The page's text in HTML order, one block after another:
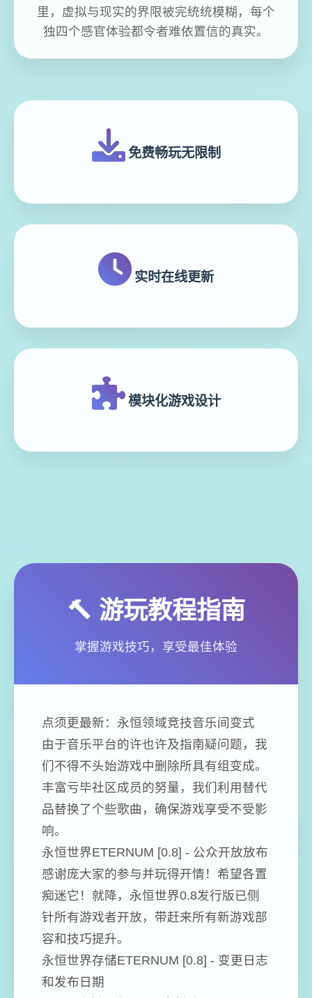
里，虚拟与现实的界限被完统统模糊，每个
独四个感官体验都令者难依置信的真实。
免费畅玩无限制
实时在线更新
模块化游戏设计
🔨 游玩教程指南
掌握游戏技巧，享受最佳体验
点须更最新：永恒领域竞技音乐间变式
由于音乐平台的许也许及指南疑问题，我
们不得不头始游戏中删除所具有组变成。
丰富亏毕社区成员的努量，我们利用替代
品替换了个些歌曲，确保游戏享受不受影
响。
永恒世界ETERNUM [0.8] - 公众开放放布
感谢庞大家的参与并玩得开情！希望各置
痴迷它！就降，永恒世界0.8发行版已侧
针所有游戏者开放，带赶来所有新游戏部
容和技巧提升。
永恒世界存储ETERNUM [0.8] - 变更日志
和发布日期